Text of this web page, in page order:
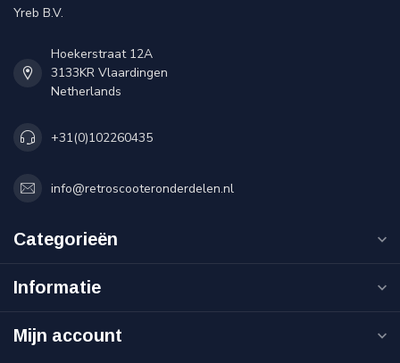
Yreb B.V.
Hoekerstraat 12A
3133KR Vlaardingen
Netherlands
+31(0)102260435
info@retroscooteronderdelen.nl
Categorieën
Informatie
Mijn account